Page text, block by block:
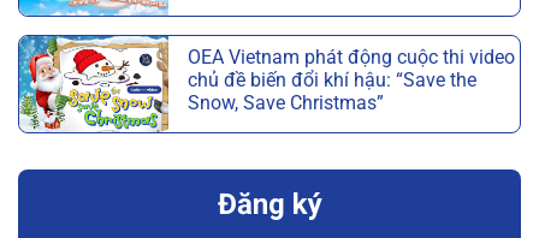
OEA Vietnam phát động cuộc thi video
chủ đề biến đổi khí hậu: “Save the
Snow, Save Christmas”
Đăng ký